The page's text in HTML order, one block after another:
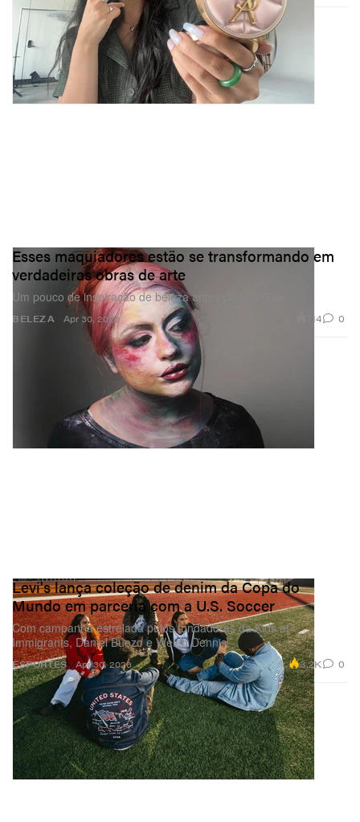
BELEZA
Esses maquiadores estão se transformando em
verdadeiras obras de arte
Um pouco de inspiração de beleza antes do Met Gala.
Apr 30, 2026 714 0
ESPORTES
Levi's lança coleção de denim da Copa do
Mundo em parceria com a U.S. Soccer
Com campanha estrelada pelos fundadores da Kids of
Immigrants, Daniel Buezo e Weleh Dennis.
Apr 30, 2026 3.2K 0